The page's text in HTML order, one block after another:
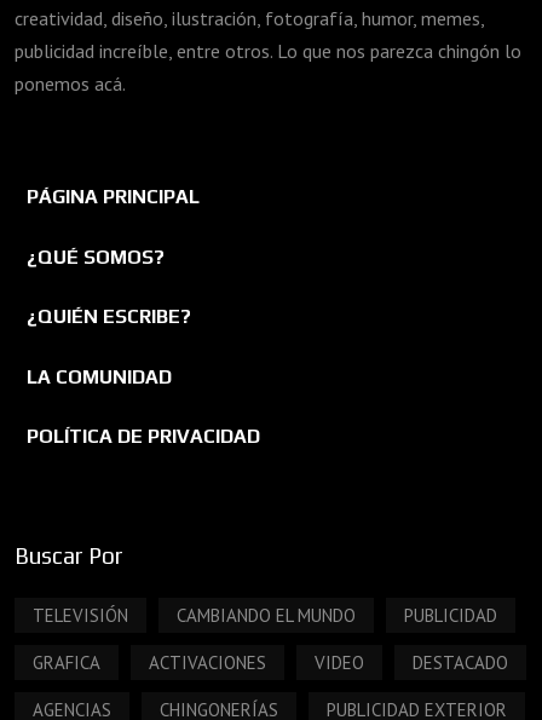
creatividad, diseño, ilustración, fotografía, humor, memes,
publicidad increíble, entre otros. Lo que nos parezca chingón lo
ponemos acá.
PÁGINA PRINCIPAL
¿QUÉ SOMOS?
¿QUIÉN ESCRIBE?
LA COMUNIDAD
POLÍTICA DE PRIVACIDAD
Buscar Por
TELEVISIÓN CAMBIANDO EL MUNDO PUBLICIDAD
GRAFICA ACTIVACIONES VIDEO DESTACADO
AGENCIAS CHINGONERÍAS PUBLICIDAD EXTERIOR